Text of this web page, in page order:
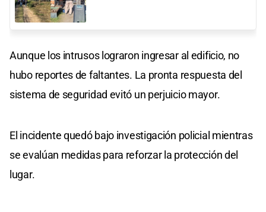
Aunque los intrusos lograron ingresar al edificio, no
hubo reportes de faltantes. La pronta respuesta del
sistema de seguridad evitó un perjuicio mayor.
El incidente quedó bajo investigación policial mientras
se evalúan medidas para reforzar la protección del
lugar.